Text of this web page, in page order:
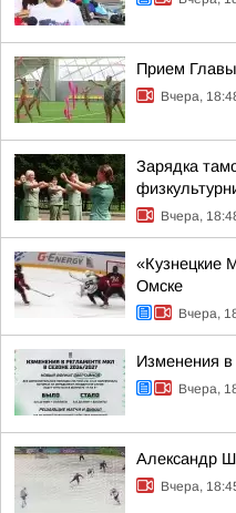
Прием Главы
Вчера,
Зарядка
Вчера,
«Кузнецкие
Омске
Вчера,
Изменения
Вчера,
Александр
Вчера,